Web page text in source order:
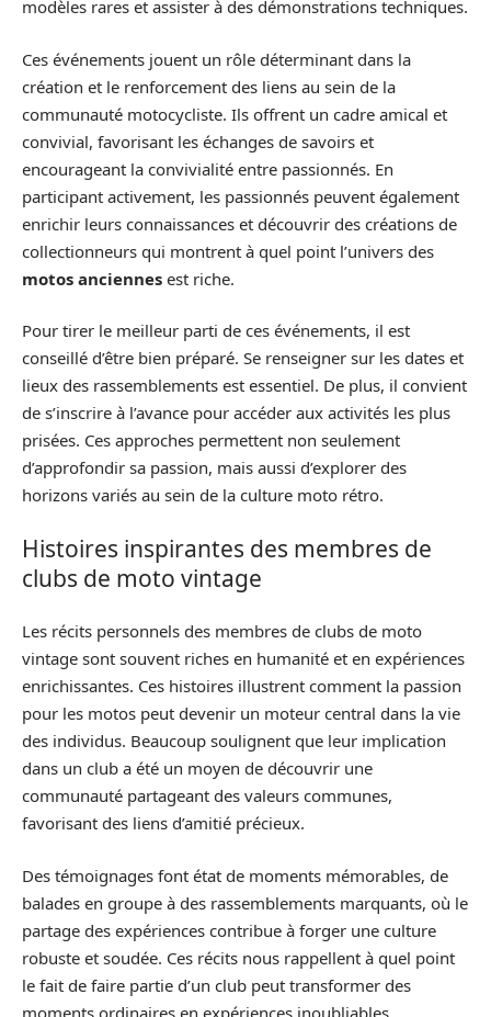
modèles rares et assister à des démonstrations techniques.
Ces événements jouent un rôle déterminant dans la
création et le renforcement des liens au sein de la
communauté motocycliste. Ils offrent un cadre amical et
convivial, favorisant les échanges de savoirs et
encourageant la convivialité entre passionnés. En
participant activement, les passionnés peuvent également
enrichir leurs connaissances et découvrir des créations de
collectionneurs qui montrent à quel point l’univers des
motos anciennes est riche.
Pour tirer le meilleur parti de ces événements, il est
conseillé d’être bien préparé. Se renseigner sur les dates et
lieux des rassemblements est essentiel. De plus, il convient
de s’inscrire à l’avance pour accéder aux activités les plus
prisées. Ces approches permettent non seulement
d’approfondir sa passion, mais aussi d’explorer des
horizons variés au sein de la culture moto rétro.
Histoires inspirantes des membres de
clubs de moto vintage
Les récits personnels des membres de clubs de moto
vintage sont souvent riches en humanité et en expériences
enrichissantes. Ces histoires illustrent comment la passion
pour les motos peut devenir un moteur central dans la vie
des individus. Beaucoup soulignent que leur implication
dans un club a été un moyen de découvrir une
communauté partageant des valeurs communes,
favorisant des liens d’amitié précieux.
Des témoignages font état de moments mémorables, de
balades en groupe à des rassemblements marquants, où le
partage des expériences contribue à forger une culture
robuste et soudée. Ces récits nous rappellent à quel point
le fait de faire partie d’un club peut transformer des
moments ordinaires en expériences inoubliables.